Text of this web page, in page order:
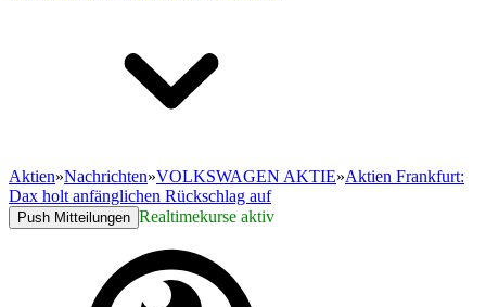
Aktien»Nachrichten»VOLKSWAGEN AKTIE»Aktien Frankfurt:
Dax holt anfänglichen Rückschlag auf
Push Mitteilungen Realtimekurse aktiv